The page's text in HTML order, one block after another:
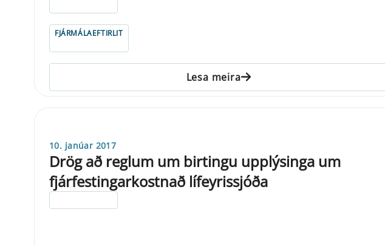
FJÁRMÁLAEFTIRLIT
Lesa meira
10. janúar 2017
Drög að reglum um birtingu upplýsinga um
fjárfestingarkostnað lífeyrissjóða